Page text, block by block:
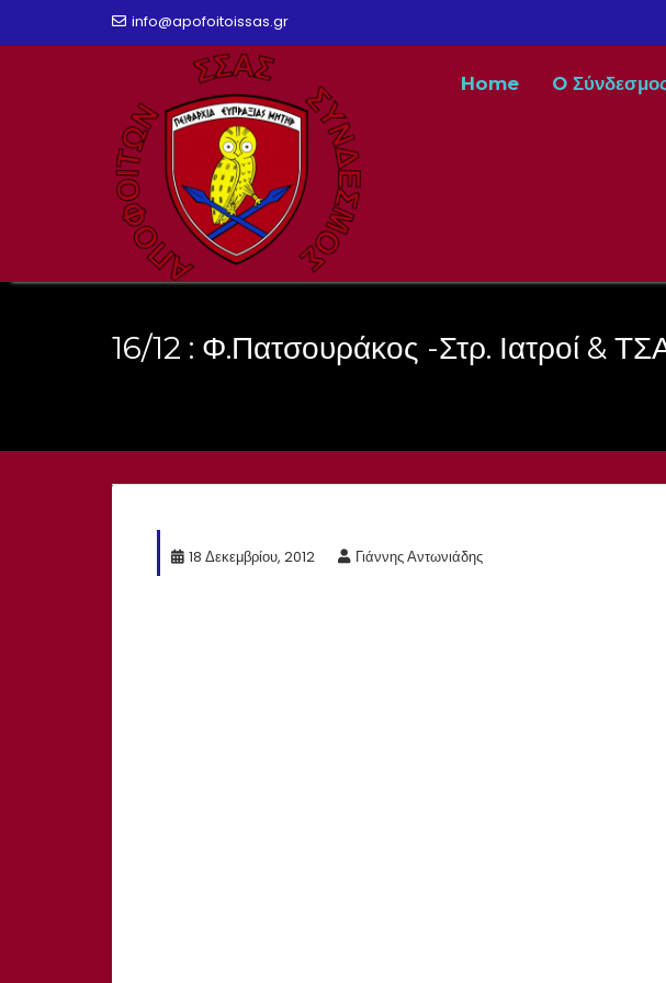
info@apofoitoissas.gr
Home O
16/12 : Φ.Πατσουράκος -Στρ. Ιατροί &
18 Δεκεμβρίου, 2012 Γιάννης Αντωνιάδης